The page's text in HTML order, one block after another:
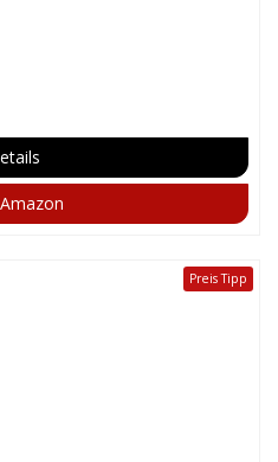
Preis Tipp